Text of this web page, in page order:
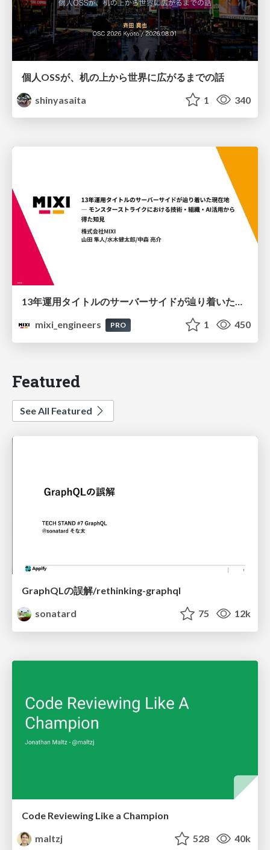
個人OSSが、机の上から世界に広がるまでの話
shinyasaita
1 340
13年運用タイトルのサーバーサイドが辿り着いた現在地 ― モンスターストライクにおける技術・組織・AI活用から得た知見
mixi_engineers
PRO 1 450
Featured
See All Featured
GraphQLの誤解/rethinking-graphql
sonatard
75 12k
Code Reviewing Like a Champion
maltzj
528 40k